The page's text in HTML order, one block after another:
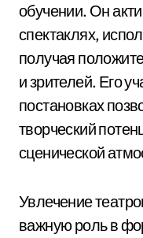
обучении. Он
спектаклях,
получая
и зрителей. Его
постановках
творческий
сценической
Увлечение
важную роль в